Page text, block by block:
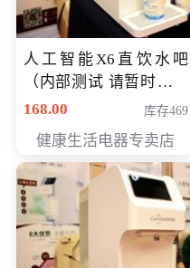
人工智能X6直饮水吧
（内部测试 请暂时不要
购买）
168.00 库存469
健康生活电器专卖店